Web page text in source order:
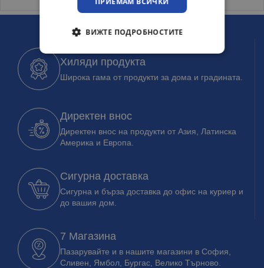
Хиляди продукта
Широка гама от продукти за дома и градината.
Директен внос
Директен внос на продукти от Азия, Латинска
Америка и Европа.
Сигурна доставка
Сигурна и бърза доставка до офис на куриер и
до вашия дом.
7 Магазина
Пазарувайте и в нашите магазини в София,
Сливен, Ямбол, Бургас, Велико Търново.
ВИЖТЕ ПОДРОБНОСТИТЕ